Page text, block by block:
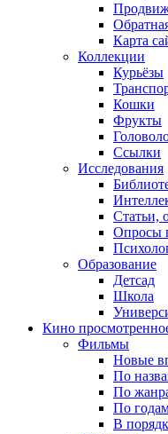
Карта
Коллекции
Курьёзы
Кошки
Фрукты
Ссылки
Исследования
Статьи,
Опросы
Образование
Детсад
Школа
Кино
Фильмы
Новые
По
По
По
В